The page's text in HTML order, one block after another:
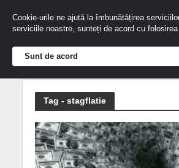
Tag - stagflatie
Cookie-urile ne ajută la îmbunătățirea
serviciile noastre, sunteți de acord cu
Sunt de acord